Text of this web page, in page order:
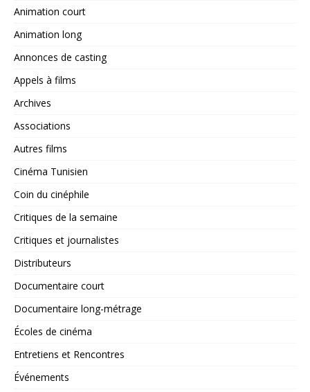
Animation court
Animation long
Annonces de casting
Appels à films
Archives
Associations
Autres films
Cinéma Tunisien
Coin du cinéphile
Critiques de la semaine
Critiques et journalistes
Distributeurs
Documentaire court
Documentaire long-métrage
Écoles de cinéma
Entretiens et Rencontres
Événements